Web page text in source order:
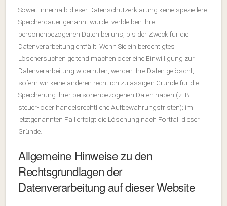
Soweit innerhalb dieser Datenschutzerklärung keine speziellere
Speicherdauer genannt wurde, verbleiben Ihre
personenbezogenen Daten bei uns, bis der Zweck für die
Datenverarbeitung entfällt. Wenn Sie ein berechtigtes
Löschersuchen geltend machen oder eine Einwilligung zur
Datenverarbeitung widerrufen, werden Ihre Daten gelöscht,
sofern wir keine anderen rechtlich zulässigen Gründe für die
Speicherung Ihrer personenbezogenen Daten haben (z. B.
steuer- oder handelsrechtliche Aufbewahrungsfristen); im
letztgenannten Fall erfolgt die Löschung nach Fortfall dieser
Gründe.
Allgemeine Hinweise zu den
Rechtsgrundlagen der
Datenverarbeitung auf dieser Website